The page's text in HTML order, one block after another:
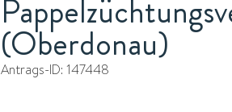
(Oberdonau)
Antrags-ID: 147448